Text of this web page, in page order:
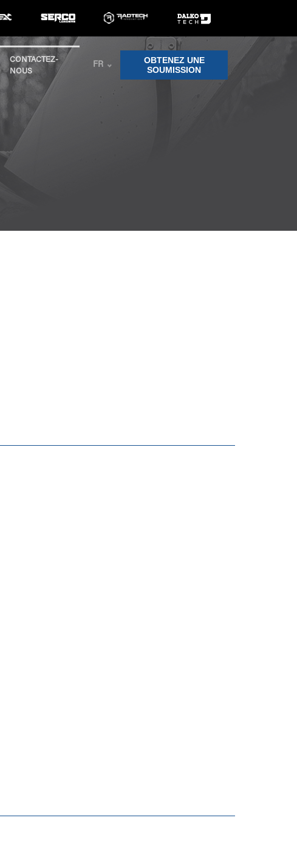
CONTACTEZ-
NOUS
FR
OBTENEZ UNE
SOUMISSION